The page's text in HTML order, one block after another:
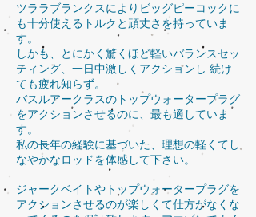
ツララブランクスによりビッグピーコックに
も十分使えるトルクと頑丈さを持っていま
す。
しかも、とにかく驚くほど軽いバランスセッ
ティング、一日中激しくアクションし 続け
ても疲れ知らず。
バスルアークラスのトップウォータープラグ
をアクションさせるのに、最も適していま
す。
私の長年の経験に基づいた、理想の軽くてし
なやかなロッドを体感して下さい。
ジャークベイトやトップウォータープラグを
アクションさせるのが楽しくて仕方がなくな